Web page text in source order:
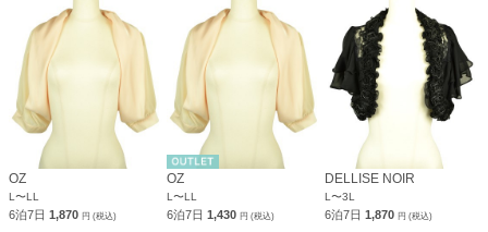
OZ
L〜LL
6泊7日 1,870 円 (税込)
OZ
L〜LL
6泊7日1,430円 (税込)
DELLISE NOIR
L〜3L
6泊7日1,870円 (税込)